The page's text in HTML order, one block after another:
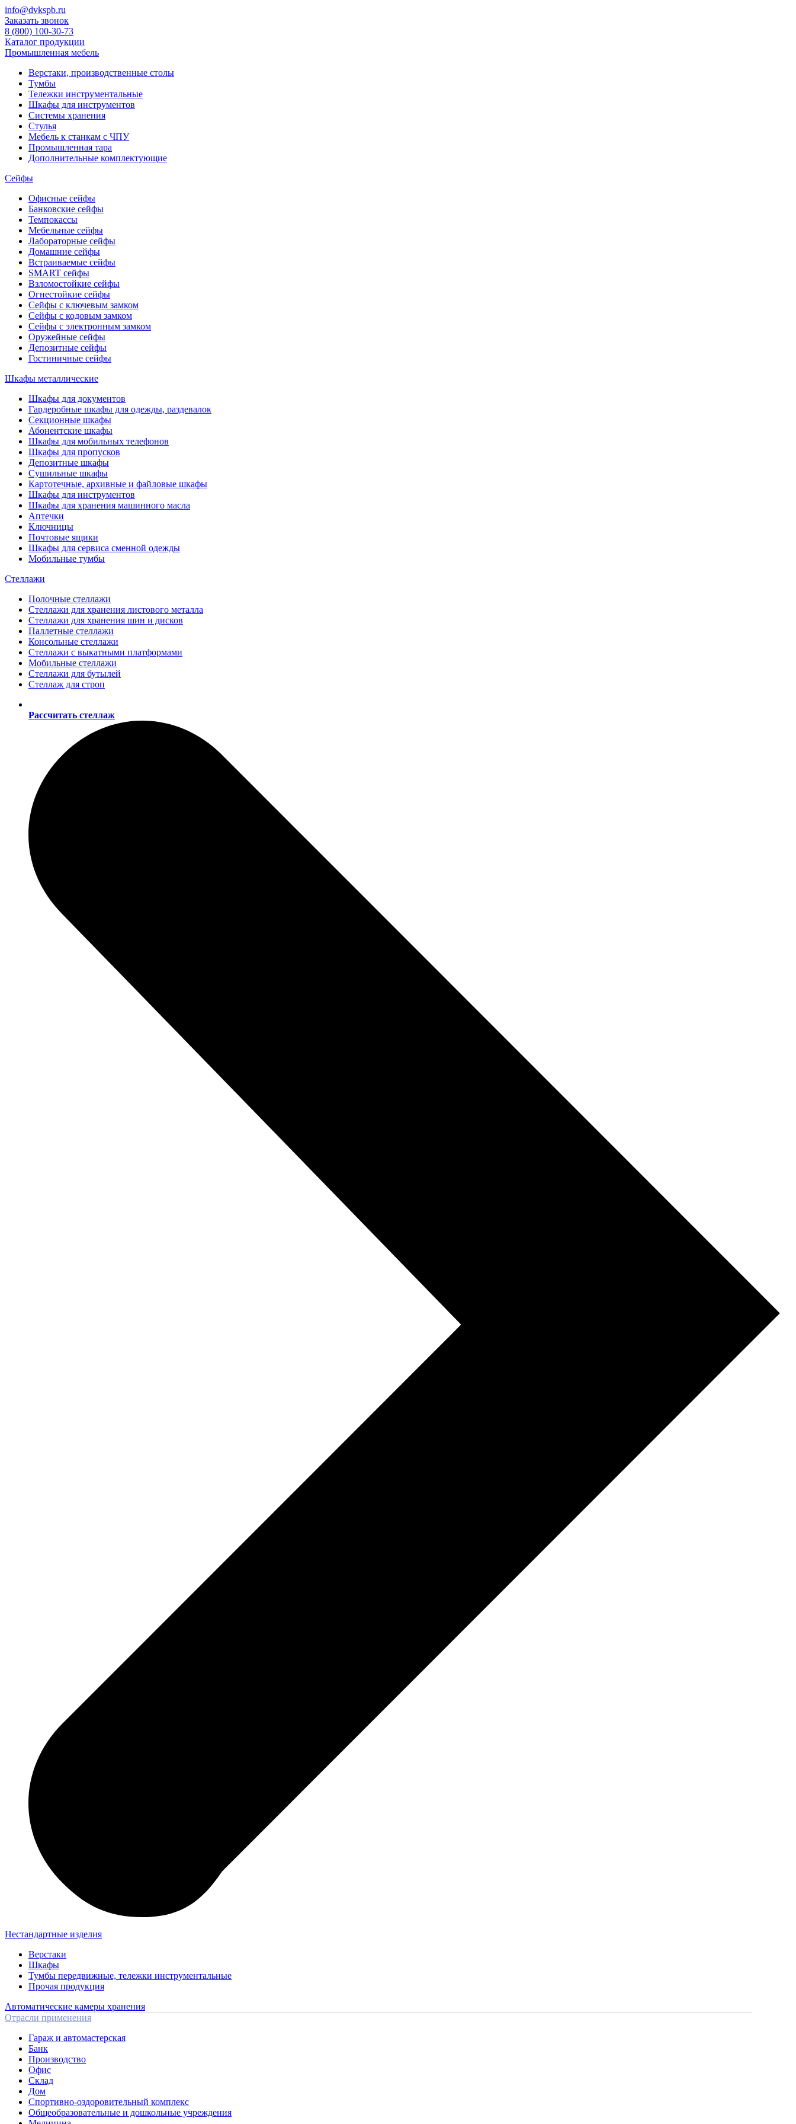
info@dvkspb.ru
Заказать звонок
8 (800) 100-30-73
Каталог продукции
Промышленная мебель
Верстаки, производственные столы
Тумбы
Тележки инструментальные
Шкафы для инструментов
Системы хранения
Стулья
Мебель к станкам с ЧПУ
Промышленная тара
Дополнительные комплектующие
Сейфы
Офисные сейфы
Банковские сейфы
Темпокассы
Мебельные сейфы
Лабораторные сейфы
Домашние сейфы
Встраиваемые сейфы
SMART сейфы
Взломостойкие сейфы
Огнестойкие сейфы
Сейфы с ключевым замком
Сейфы с кодовым замком
Сейфы с электронным замком
Оружейные сейфы
Депозитные сейфы
Гостиничные сейфы
Шкафы металлические
Шкафы для документов
Гардеробные шкафы для одежды, раздевалок
Секционные шкафы
Абонентские шкафы
Шкафы для мобильных телефонов
Шкафы для пропусков
Депозитные шкафы
Сушильные шкафы
Картотечные, архивные и файловые шкафы
Шкафы для инструментов
Шкафы для хранения машинного масла
Аптечки
Ключницы
Почтовые ящики
Шкафы для сервиса сменной одежды
Мобильные тумбы
Стеллажи
Полочные стеллажи
Стеллажи для хранения листового металла
Стеллажи для хранения шин и дисков
Паллетные стеллажи
Консольные стеллажи
Стеллажи с выкатными платформами
Мобильные стеллажи
Стеллажи для бутылей
Стеллаж для строп
Рассчитать стеллаж
Нестандартные изделия
Верстаки
Шкафы
Тумбы передвижные, тележки инструментальные
Прочая продукция
Автоматические камеры хранения
Отрасли применения
Гараж и автомастерская
Банк
Производство
Офис
Склад
Дом
Спортивно-оздоровительный комплекс
Общеобразовательные и дошкольные учреждения